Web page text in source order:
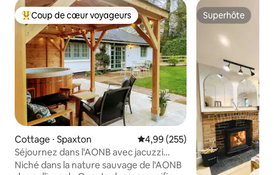
Coups de cœur voyageurs les plus appréciés
Coup de cœur voyageurs
Cottage ⋅ Spaxton Évaluation moyenne sur la
4,99 (255)
Séjournez dans l'AONB avec jacuzzi
privé, chiens bienvenus
Niché dans la nature sauvage de l'AONB
Superhôte
Superhôte